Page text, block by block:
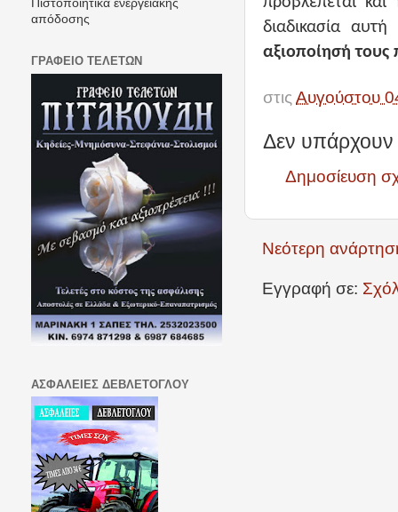
διαδικασία
αξιοποίησή τους
στις Αυγούστου
Δεν υπάρχουν
Δημοσίευση
Νεότερη
Εγγραφή σε:
Πιστοποιητικά ενεργειακής
απόδοσης
ΓΡΑΦΕΙΟ ΤΕΛΕΤΩΝ
ΑΣΦΑΛΕΙΕΣ ΔΕΒΛΕΤΟΓΛΟΥ